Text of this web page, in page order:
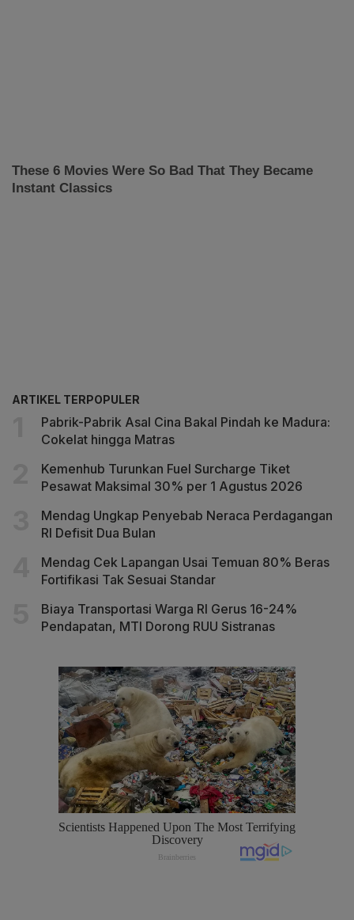
ARTIKEL TERPOPULER
Pabrik-Pabrik Asal Cina Bakal Pindah ke Madura:
Cokelat hingga Matras
Kemenhub Turunkan Fuel Surcharge Tiket
Pesawat Maksimal 30% per 1 Agustus 2026
Mendag Ungkap Penyebab Neraca Perdagangan
RI Defisit Dua Bulan
Mendag Cek Lapangan Usai Temuan 80% Beras
Fortifikasi Tak Sesuai Standar
Biaya Transportasi Warga RI Gerus 16-24%
Pendapatan, MTI Dorong RUU Sistranas